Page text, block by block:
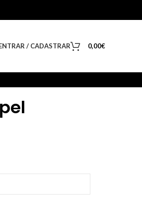
/ CADASTRAR 0,00€